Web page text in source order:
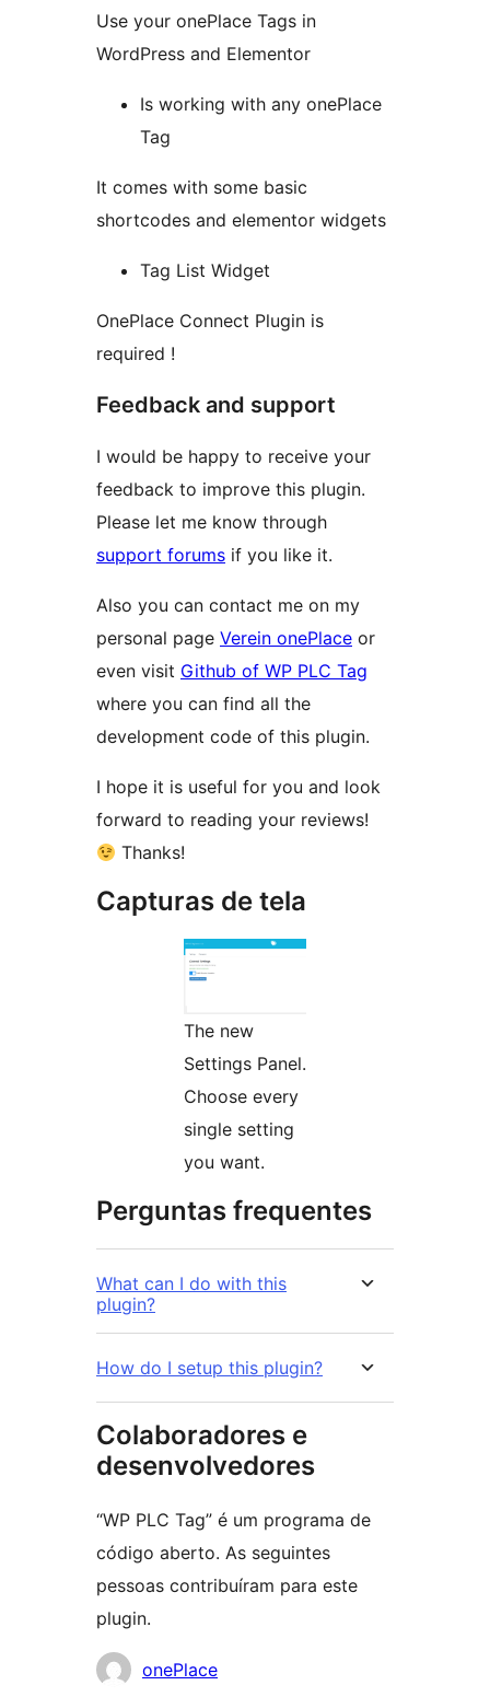
Use your onePlace Tags in
WordPress and Elementor
Is working with any onePlace
Tag
It comes with some basic
shortcodes and elementor widgets
Tag List Widget
OnePlace Connect Plugin is
required !
Feedback and support
I would be happy to receive your
feedback to improve this plugin.
Please let me know through
support forums if you like it.
Also you can contact me on my
personal page Verein onePlace or
even visit Github of WP PLC Tag
where you can find all the
development code of this plugin.
I hope it is useful for you and look
forward to reading your reviews!
Thanks!
Capturas de tela
The new
Settings Panel.
Choose every
single setting
you want.
Perguntas frequentes
What can I do with this
plugin?
How do I setup this plugin?
Colaboradores e
desenvolvedores
“WP PLC Tag” é um programa de
código aberto. As seguintes
pessoas contribuíram para este
plugin.
Colaboradores
onePlace